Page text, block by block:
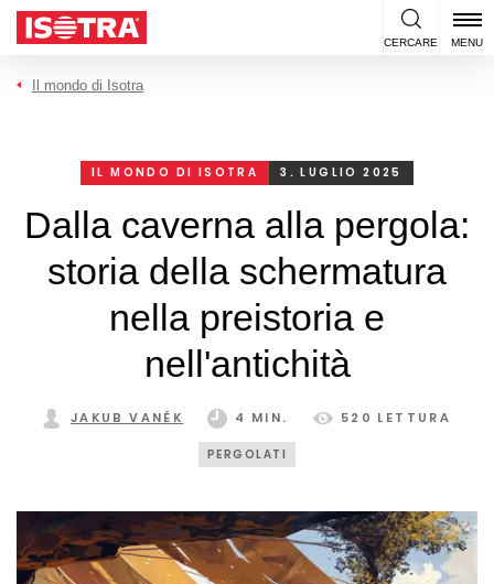
Vai al contenuto
CERCARE MENU
Il mondo di Isotra
IL MONDO DI ISOTRA 3. LUGLIO 2025
Dalla caverna alla pergola:
storia della schermatura
nella preistoria e
nell'antichità
JAKUB VANĚK 4 MIN. 520 LETTURA
PERGOLATI